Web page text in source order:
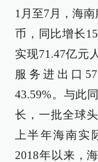
1月至7月，海
币，同比增长
实现71.47亿元
服务进出口
43.59%。与此
长，一批全球
上半年海南实
2018年以来，